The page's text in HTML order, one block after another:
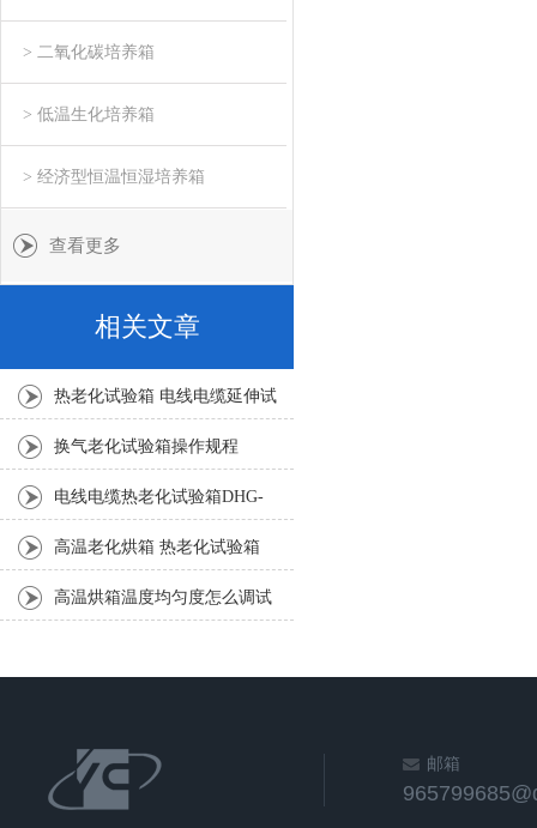
> 二氧化碳培养箱
> 低温生化培养箱
> 经济型恒温恒湿培养箱
查看更多
相关文章
热老化试验箱 电线电缆延伸试
验箱怎么选择
换气老化试验箱操作规程
电线电缆热老化试验箱DHG-
401A
高温老化烘箱 热老化试验箱
高温烘箱温度均匀度怎么调试
邮箱